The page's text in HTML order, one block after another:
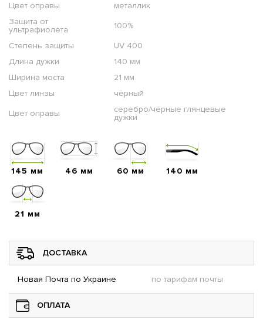
Цвет оправы
металлик
Защита от
ультрафиолета
100%
Степень защиты
UV 400
Длина дужки
140 мм
Ширина моста
21 мм
Цвет линзы
чёрный
Цвет оправы
серебро/чёрные глянцевые
дужки
145 мм 46 мм 60 мм 140 мм
21 мм
ДОСТАВКА
Новая Почта по Украине по тарифам почты
ОПЛАТА